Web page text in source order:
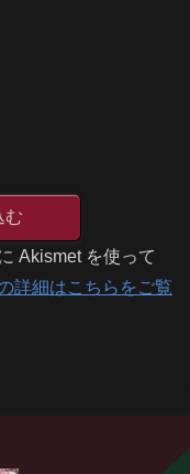
む
Akismet を使って
詳細はこちらをご覧